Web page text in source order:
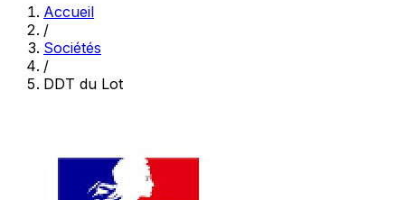
Accueil
/
Sociétés
/
DDT du Lot